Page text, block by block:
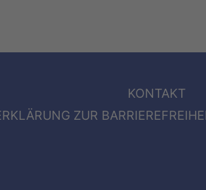
KONTAKT
ZUR